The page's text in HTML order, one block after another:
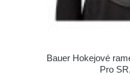
Bauer Hokejové
Pro